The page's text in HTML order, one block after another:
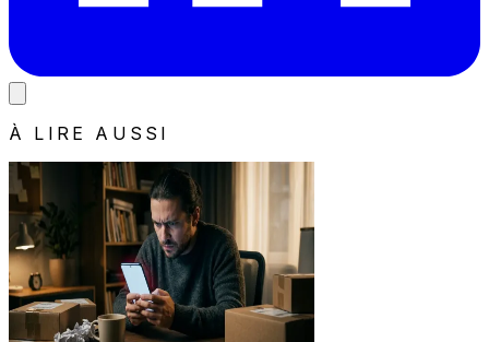
À LIRE AUSSI